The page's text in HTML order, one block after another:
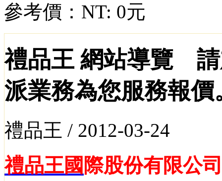
參考價： NT: 0元
禮品王 網站導覽
派業務為您服務報價
禮品王 / 2012-03-24
禮品王國 際股份有限公司